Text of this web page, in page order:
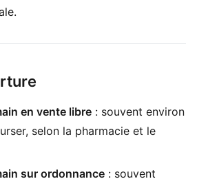
en vente libre : souvent environ
selon la pharmacie et le
sur ordonnance : souvent